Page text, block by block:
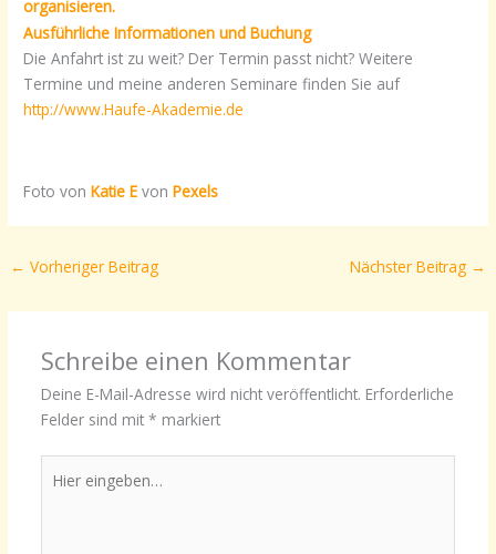
organisieren.
Ausführliche Informationen und Buchung
Die Anfahrt ist zu weit? Der Termin passt nicht? Weitere
Termine und meine anderen Seminare finden Sie auf
http://www.Haufe-Akademie.de
Foto vonKatie E vonPexels
← Vorheriger Beitrag Nächster Beitrag →
Schreibe einen Kommentar
Deine E-Mail-Adresse wird nicht veröffentlicht. Erforderliche
Felder sind mit * markiert
eingeben…